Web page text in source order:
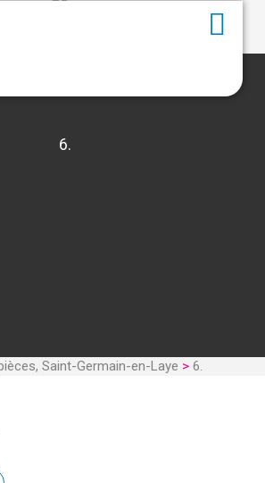
6.
Saint-Germain-en-Laye > 6.